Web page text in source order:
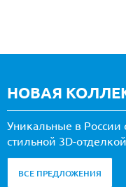
НОВАЯ
Уникальные в России
стильной 3D-
ВСЕ ПРЕДЛОЖЕНИЯ